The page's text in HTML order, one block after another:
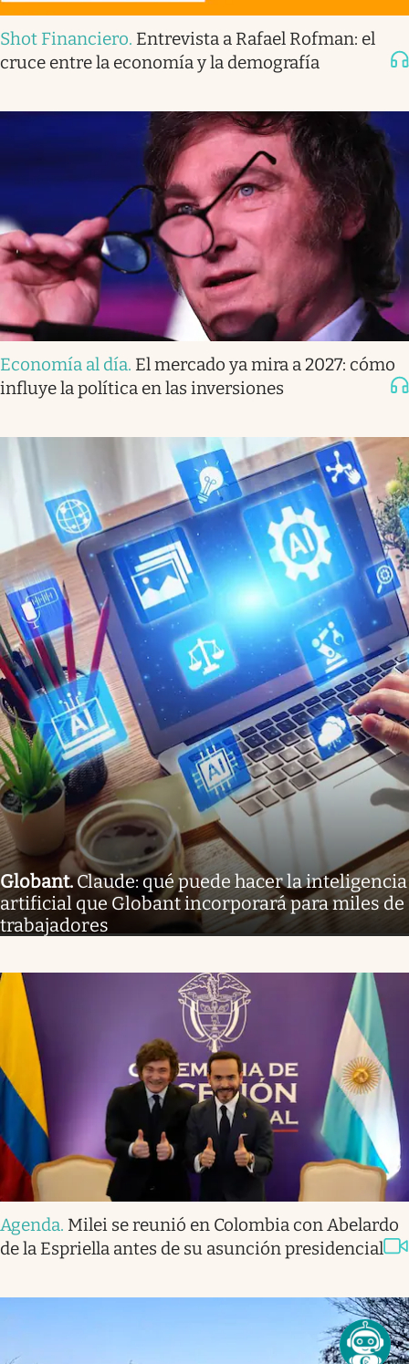
Shot Financiero. Entrevista a Rafael Rofman: el
cruce entre la economía y la demografía
Economía al día. El mercado ya mira a 2027: cómo
influye la política en las inversiones
Globant.Claude: qué puede hacer la inteligencia
artificial que Globant incorporará para miles de
trabajadores
Agenda. Milei se reunió en Colombia con Abelardo
de la Espriella antes de su asunción presidencial